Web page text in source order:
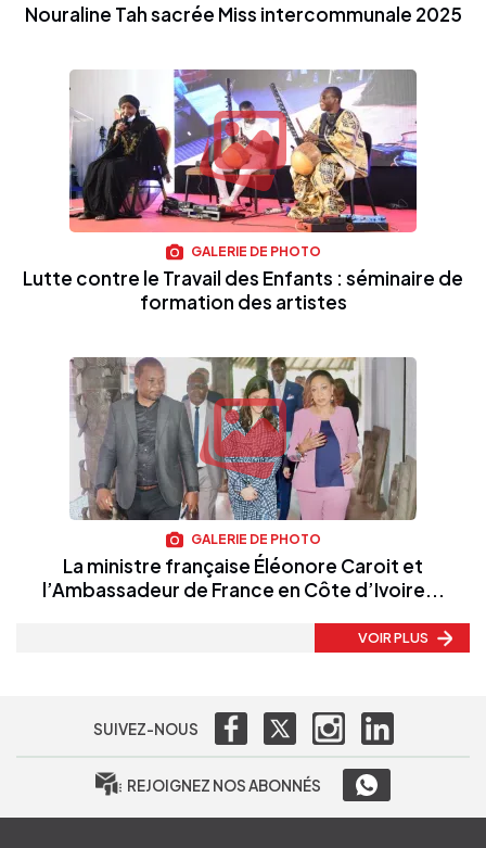
Nouraline Tah sacrée Miss intercommunale 2025
GALERIE DE PHOTO
Lutte contre le Travail des Enfants : séminaire de
formation des artistes
GALERIE DE PHOTO
La ministre française Éléonore Caroit et
l’Ambassadeur de France en Côte d’Ivoire...
VOIR PLUS
SUIVEZ-NOUS
REJOIGNEZ NOS ABONNÉS